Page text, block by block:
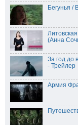
Бегунья /
(Анна
За год до
- Трейлер
Армия